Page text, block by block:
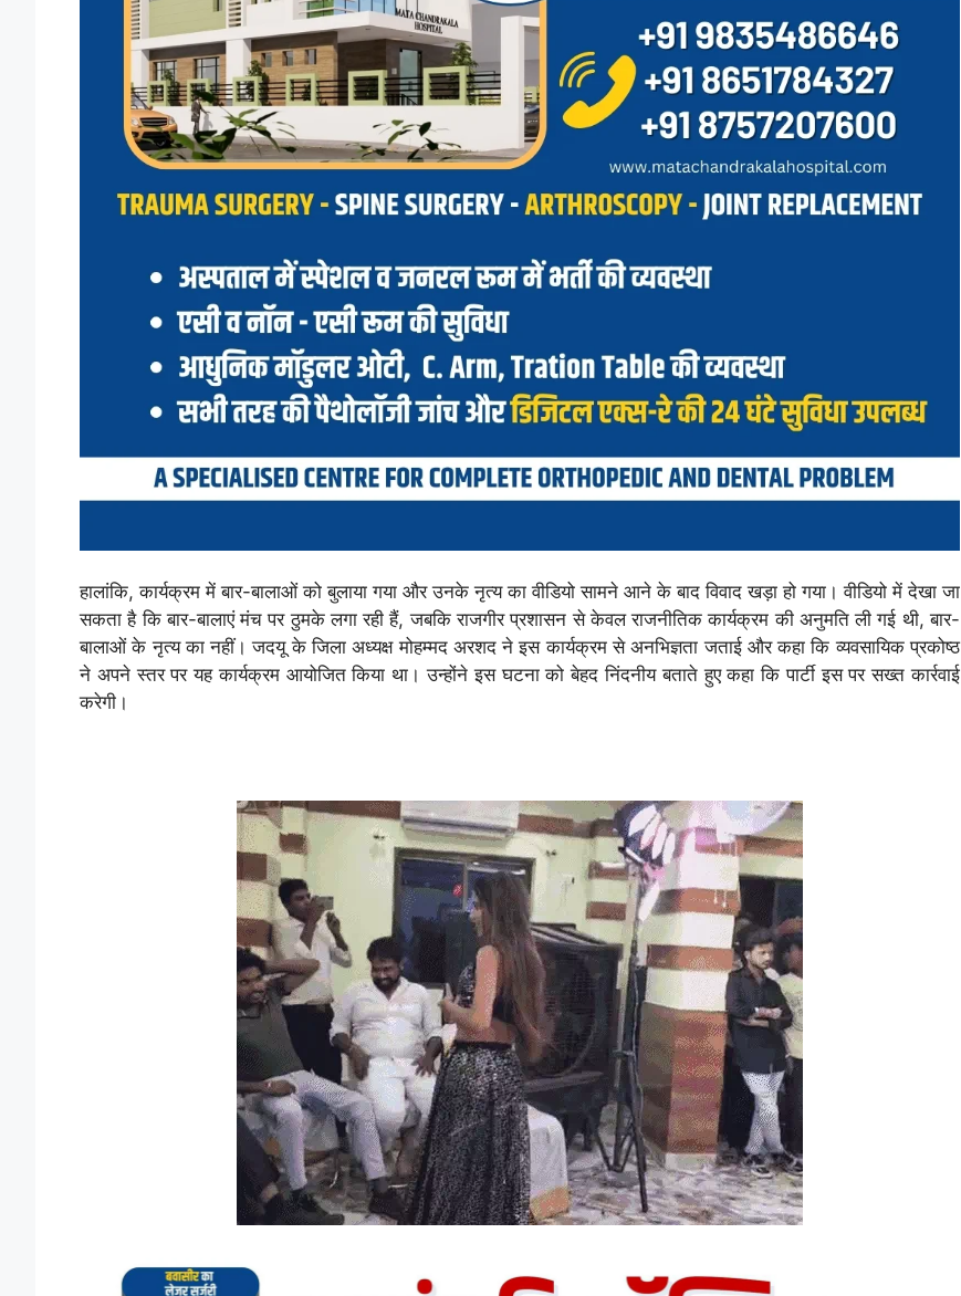
हालांकि, कार्यक्रम में बार-बालाओं को बुलाया गया और उनके नृत्य का वीडियो सामने आने के बाद विवाद खड़ा हो गया। वीडियो में देखा जा
सकता है कि बार-बालाएं मंच पर ठुमके लगा रही हैं, जबकि राजगीर प्रशासन से केवल राजनीतिक कार्यक्रम की अनुमति ली गई थी, बार-
बालाओं के नृत्य का नहीं। जदयू के जिला अध्यक्ष मोहम्मद अरशद ने इस कार्यक्रम से अनभिज्ञता जताई और कहा कि व्यवसायिक प्रकोष्ठ
ने अपने स्तर पर यह कार्यक्रम आयोजित किया था। उन्होंने इस घटना को बेहद निंदनीय बताते हुए कहा कि पार्टी इस पर सख्त कार्रवाई
करेगी।